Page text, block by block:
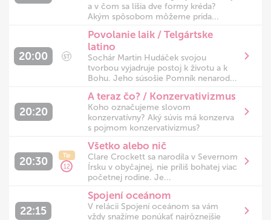
a v čom sa líšia dve formy kréda?
Akým spôsobom môžeme prida...
20:00 ST
Povolanie laik / Telgártske
latino
Sochár Martin Hudáček svojou
tvorbou vyjadruje postoj k životu a k
Bohu. Jeho súsošie Pomník nenarod...
20:20
A teraz čo? / Konzervativizmus
Koho označujeme slovom
konzervatívny? Aký súvis má konzerva
s pojmom konzervativizmus?
20:30 Tip
12
Všetko alebo nič
Clare Crockett sa narodila v Severnom
Írsku v obyčajnej, nie príliš bohatej viac
početnej rodine. Je...
22:15
Spojení oceánom
V relácii Spojení oceánom sa vám
vždy snažíme ponúkať najrôznejšie